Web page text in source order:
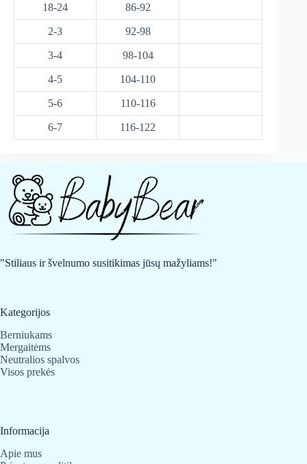
18-24 86-92
2-3 92-98
3-4 98-104
4-5 104-110
5-6 110-116
6-7 116-122
"Stiliaus ir švelnumo susitikimas jūsų mažyliams!"
Kategorijos
Berniukams
Mergaitėms
Neutralios spalvos
Visos prekės
Informacija
Apie mus